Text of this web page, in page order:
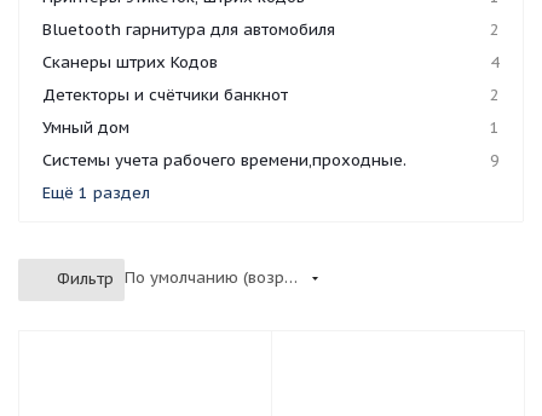
Bluetooth гарнитура для автомобиля
2
Сканеры штрих Кодов
4
Детекторы и счётчики банкнот
2
Умный дом
1
Системы учета рабочего времени,проходные.
9
Ещё 1 раздел
Фильтр По умолчанию (возрастание)